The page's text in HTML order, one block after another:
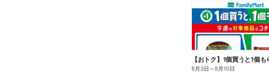
8月3日 ～8月10日